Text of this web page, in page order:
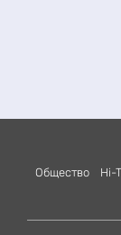
Общество Hi-